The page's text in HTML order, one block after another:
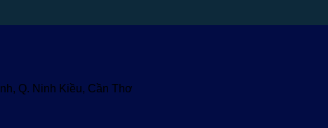
Q. Ninh Kiều, Cần Thơ